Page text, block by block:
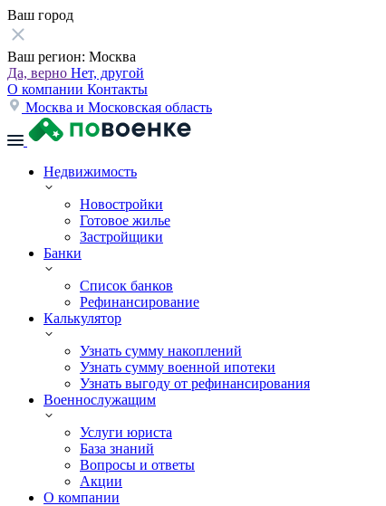
Ваш город
Ваш регион: Москва
Да, верно Нет, другой
О компании Контакты
Москва и Московская область
Недвижимость
Новостройки
Готовое жилье
Застройщики
Банки
Список банков
Рефинансирование
Калькулятор
Узнать сумму накоплений
Узнать сумму военной ипотеки
Узнать выгоду от рефинансирования
Военнослужащим
Услуги юриста
База знаний
Вопросы и ответы
Акции
О компании